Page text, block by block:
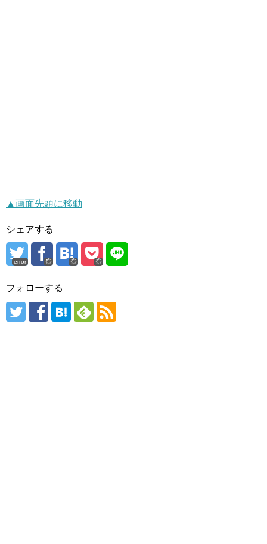
▲画面先頭に移動
シェアする
error
フォローする